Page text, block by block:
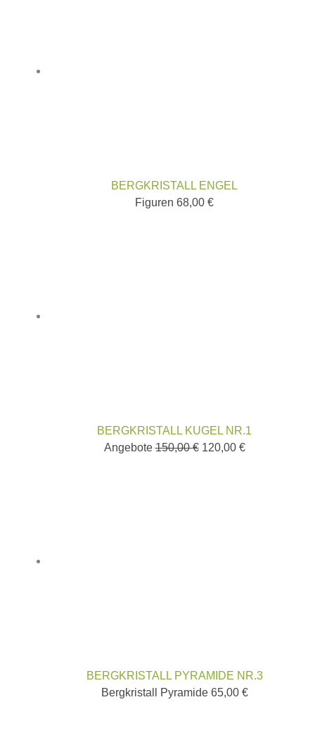
BERGKRISTALL ENGEL
Figuren 68,00 €
BERGKRISTALL KUGEL NR.1
Angebote150,00€ 120,00 €
BERGKRISTALL PYRAMIDE NR.3
Bergkristall Pyramide 65,00 €